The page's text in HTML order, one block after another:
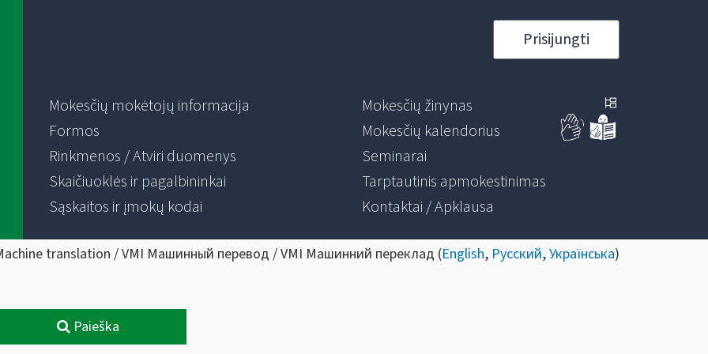
Prisijungti
Mokesčių mokėtojų informacija
Formos
Rinkmenos / Atviri duomenys
Skaičiuoklės ir pagalbininkai
Sąskaitos ir įmokų kodai
Mokesčių žinynas
Mokesčių kalendorius
Seminarai
Tarptautinis apmokestinimas
Kontaktai / Apklausa
translation / VMI Машинный перевод / VMI Машинний переклад (English, Русский,Українська)
Paieška